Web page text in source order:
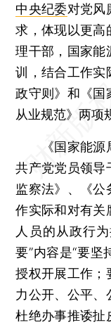
中央纪委对党风
求，体现以更高
理干部，国家能
训，结合工作实
政守则》和《国
从业规范》两项
《国家能源局
共产党党员领导
监察法》、《公
作实际和对有关
人员的从政行
要”内容是“要
授权开展工作；
力公开、公平、
杜绝办事推诿扯